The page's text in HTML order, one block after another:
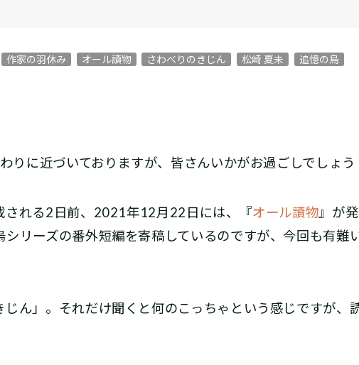
作家の羽休み オール讀物 さわべりのきじん 松崎 夏未 追憶の烏
りに近づいておりますが、皆さんいかがお過ごしでしょう
れる2日前、2021年12月22日には、『オール讀物』が
リーズの番外短編を寄稿しているのですが、今回も有難
ん」。それだけ聞くと何のこっちゃという感じですが、